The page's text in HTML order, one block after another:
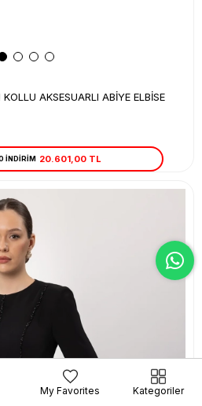
AKSESUARLI ABİYE ELBİSE
İNDİRİM 20.601,00 TL
My Favorites Kategoriler